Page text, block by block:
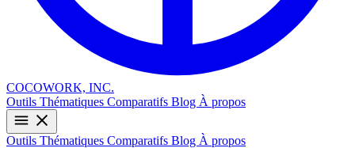
COCOWORK, INC.
Outils Thématiques Comparatifs Blog À propos
Outils Thématiques Comparatifs Blog À propos